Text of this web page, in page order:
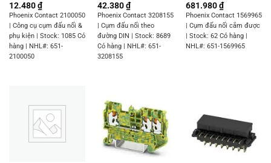
12.480₫
Phoenix Contact 2100050
| Công cụ cụm đấu nối &
phụ kiện | Stock: 1085 Có
hàng | NHL#: 651-
2100050
42.380₫
Phoenix Contact 3208155
| Cụm đấu nối theo
đường DIN | Stock: 8689
Có hàng | NHL#: 651-
3208155
681.980₫
Phoenix Contact 1569965
| Cụm đấu nối cắm được
| Stock: 62 Có hàng |
NHL#: 651-1569965